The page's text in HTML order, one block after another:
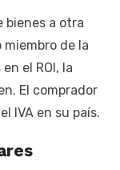
bienes a otra
de la
el ROI, la
El comprador
IVA en su país.